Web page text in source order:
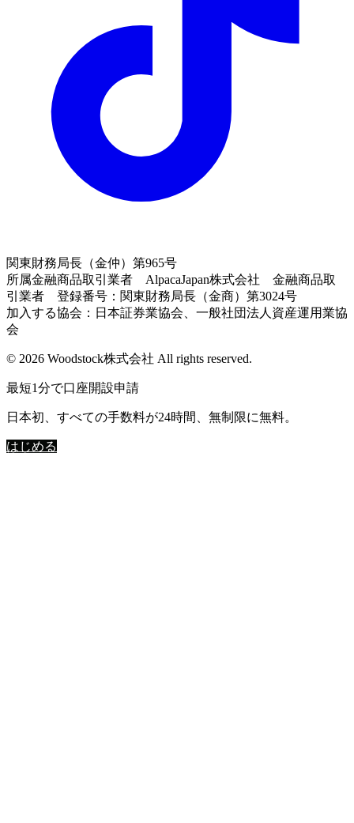
関東財務局長（金仲）第965号
所属金融商品取引業者 AlpacaJapan株式会社 金融商品取
引業者 登録番号：関東財務局長（金商）第3024号
加入する協会：日本証券業協会、一般社団法人資産運用業協
会
© 2026 Woodstock株式会社 All rights reserved.
最短1分で口座開設申請
日本初、すべての手数料が24時間、無制限に無料。
はじめる